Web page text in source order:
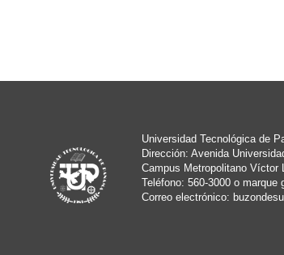
Universidad Tecnológica de
Dirección: Avenida
Campus Metropolitano Víctor
Teléfono: 560-3000 o marque
Correo electrónico: